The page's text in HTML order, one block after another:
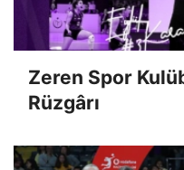
Zeren Spor
Rüzgârı